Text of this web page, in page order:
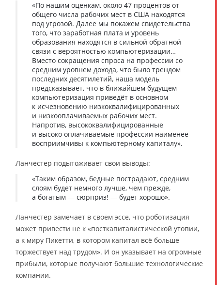
«По нашим оценкам, около 47 процентов от
общего числа рабочих мест в США находятся
под угрозой. Далее мы покажем свидетельства
того, что заработная плата и уровень
образования находятся в сильной обратной
связи с вероятностью компьютеризации…
Вместо сокращения спроса на профессии со
средним уровнем дохода, что было трендом
последних десятилетий, наша модель
предсказывает, что в ближайшем будущем
компьютеризация приведёт в основном
к исчезновению низкоквалифицированных
и низкооплачиваемых рабочих мест.
Напротив, высококвалифицированные
и высоко оплачиваемые профессии наименее
восприимчивы к компьютерному капиталу».
Ланчестер подытоживает свои выводы:
«Таким образом, бедные пострадают, средним
слоям будет немного лучше, чем прежде,
а богатым — сюрприз! — будет хорошо».
Ланчестер замечает в своём эссе, что роботизация
может привести не к «посткапиталистической утопии,
а к миру Пикетти, в котором капитал всё больше
торжествует над трудом». И он указывает на огромные
прибыли, которые получают большие технологические
компании.